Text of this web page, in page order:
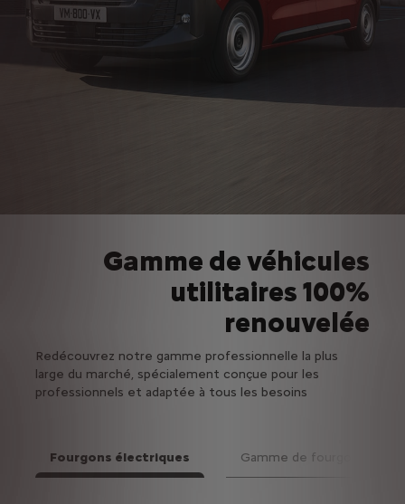
Gamme de véhicules
utilitaires 100%
renouvelée
Redécouvrez notre gamme professionnelle la plus
large du marché, spécialement conçue pour les
professionnels et adaptée à tous les besoins
Fourgons électriques Gamme de fourgons